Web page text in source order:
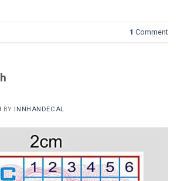
1 Comment
BY INNHANDECAL